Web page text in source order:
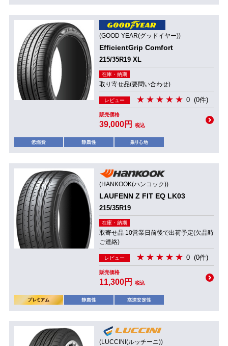
(GOOD YEAR(グッドイヤー))
EfficientGrip Comfort
215/35R19 XL
在庫・納期
取り寄せ品(要問い合わせ)
レビュー 0 (0件)
販売価格
39,000円 税込
(HANKOOK(ハンコック))
LAUFENN Z FIT EQ LK03
215/35R19
在庫・納期
取寄せ品 10営業日前後で出荷予定(欠品時
ご連絡)
レビュー 0 (0件)
販売価格
11,300円 税込
(LUCCINI(ルッチーニ))